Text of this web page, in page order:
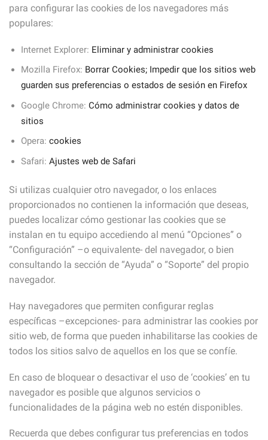
para configurar las cookies de los navegadores más
populares:
Internet Explorer: Eliminar y administrar cookies
Mozilla Firefox: Borrar Cookies; Impedir que los sitios web
guarden sus preferencias o estados de sesión en Firefox
Google Chrome: Cómo administrar cookies y datos de
sitios
Opera: cookies
Safari: Ajustes web de Safari
Si utilizas cualquier otro navegador, o los enlaces
proporcionados no contienen la información que deseas,
puedes localizar cómo gestionar las cookies que se
instalan en tu equipo accediendo al menú “Opciones” o
“Configuración” –o equivalente- del navegador, o bien
consultando la sección de “Ayuda” o “Soporte” del propio
navegador.
Hay navegadores que permiten configurar reglas
específicas –excepciones- para administrar las cookies por
sitio web, de forma que pueden inhabilitarse las cookies de
todos los sitios salvo de aquellos en los que se confíe.
En caso de bloquear o desactivar el uso de ‘cookies’ en tu
navegador es posible que algunos servicios o
funcionalidades de la página web no estén disponibles.
Recuerda que debes configurar tus preferencias en todos